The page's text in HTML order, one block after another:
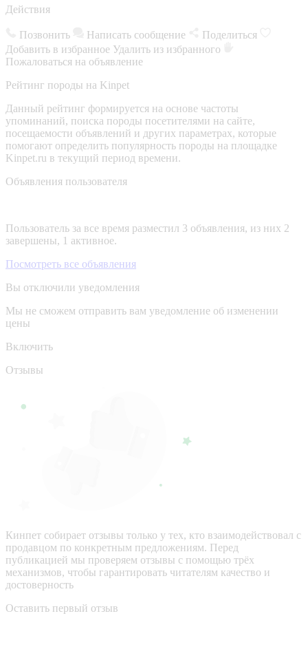
Действия
Позвонить Написать сообщение
Поделиться
Добавить в избранное Удалить из избранного
Пожаловаться на объявление
Рейтинг породы на Kinpet
Данный рейтинг формируется на основе частоты
упоминаний, поиска породы посетителями на сайте,
посещаемости объявлений и других параметрах, которые
помогают определить популярность породы на площадке
Kinpet.ru в текущий период времени.
Объявления пользователя
Пользователь за все время разместил 3 объявления, из них 2
завершены, 1 активное.
Посмотреть все объявления
Вы отключили уведомления
Мы не сможем отправить вам уведомление об изменении
цены
Включить
Отзывы
Кинпет собирает отзывы только у тех, кто взаимодействовал с
продавцом по конкретным предложениям. Перед
публикацией мы проверяем отзывы с помощью трёх
механизмов, чтобы гарантировать читателям качество и
достоверность
Оставить первый отзыв